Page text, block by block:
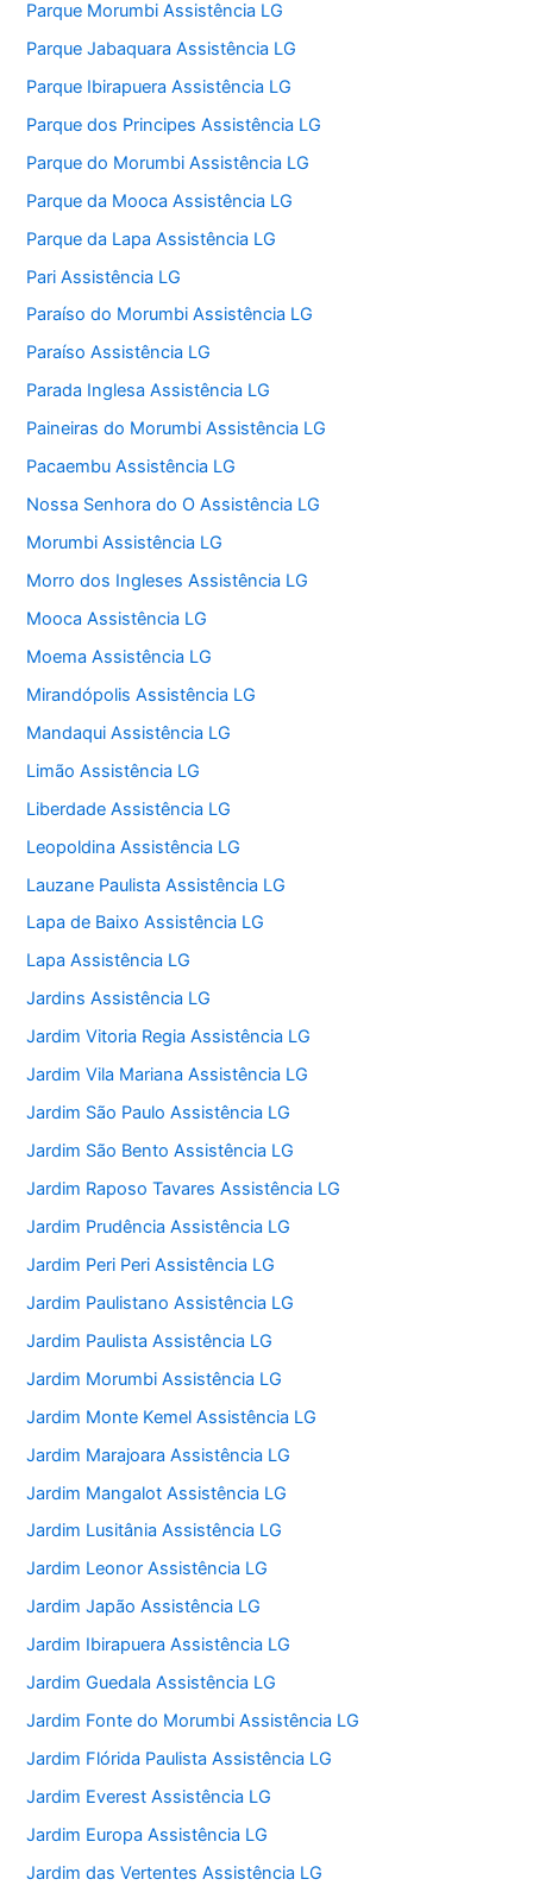
Parque Morumbi Assistência LG
Parque Jabaquara Assistência LG
Parque Ibirapuera Assistência LG
Parque dos Principes Assistência LG
Parque do Morumbi Assistência LG
Parque da Mooca Assistência LG
Parque da Lapa Assistência LG
Pari Assistência LG
Paraíso do Morumbi Assistência LG
Paraíso Assistência LG
Parada Inglesa Assistência LG
Paineiras do Morumbi Assistência LG
Pacaembu Assistência LG
Nossa Senhora do O Assistência LG
Morumbi Assistência LG
Morro dos Ingleses Assistência LG
Mooca Assistência LG
Moema Assistência LG
Mirandópolis Assistência LG
Mandaqui Assistência LG
Limão Assistência LG
Liberdade Assistência LG
Leopoldina Assistência LG
Lauzane Paulista Assistência LG
Lapa de Baixo Assistência LG
Lapa Assistência LG
Jardins Assistência LG
Jardim Vitoria Regia Assistência LG
Jardim Vila Mariana Assistência LG
Jardim São Paulo Assistência LG
Jardim São Bento Assistência LG
Jardim Raposo Tavares Assistência LG
Jardim Prudência Assistência LG
Jardim Peri Peri Assistência LG
Jardim Paulistano Assistência LG
Jardim Paulista Assistência LG
Jardim Morumbi Assistência LG
Jardim Monte Kemel Assistência LG
Jardim Marajoara Assistência LG
Jardim Mangalot Assistência LG
Jardim Lusitânia Assistência LG
Jardim Leonor Assistência LG
Jardim Japão Assistência LG
Jardim Ibirapuera Assistência LG
Jardim Guedala Assistência LG
Jardim Fonte do Morumbi Assistência LG
Jardim Flórida Paulista Assistência LG
Jardim Everest Assistência LG
Jardim Europa Assistência LG
Jardim das Vertentes Assistência LG